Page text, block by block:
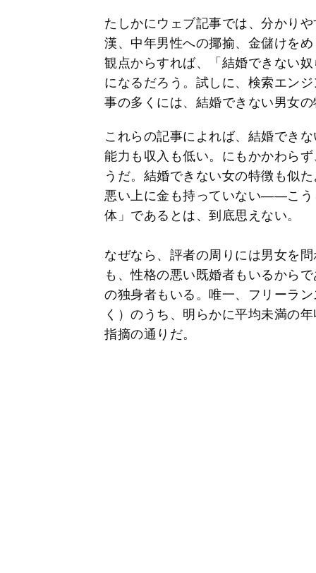
たしかにウェブ記事では、分かり
漢、中年男性への揶揄、金儲けを
観点からすれば、「結婚できない
になるだろう。試しに、検索エン
事の多くには、結婚できない男女
これらの記事によれば、結婚でき
能力も収入も低い。にもかかわら
うだ。結婚できない女の特徴も似
悪い上に金も持っていない――こう
体」であるとは、到底思えない。
なぜなら、評者の周りには男女を
も、性格の悪い既婚者もいるから
の独身者もいる。唯一、フリーラ
く）のうち、明らかに平均未満の
指摘の通りだ。